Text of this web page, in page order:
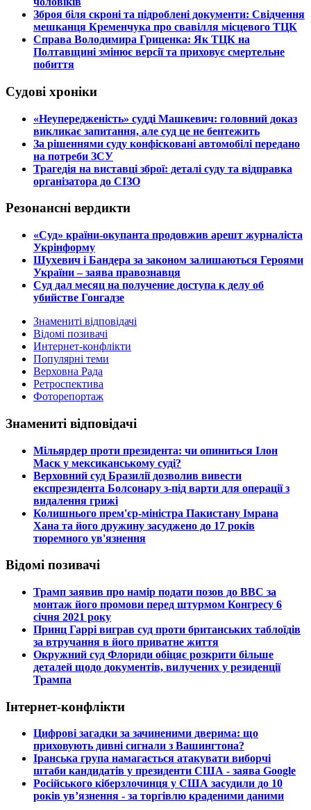
​Зброя біля скроні та підроблені документи: Свідчення
мешканця Кременчука про свавілля місцевого ТЦК
​Справа Володимира Гриценка: Як ТЦК на
Полтавщині змінює версії та приховує смертельне
побиття
Судові хроніки
​«Неупередженість» судді Машкевич: головний доказ
викликає запитання, але суд це не бентежить
​За рішеннями суду конфісковані автомобілі передано
на потреби ЗСУ
​Трагедія на виставці зброї: деталі суду та відправка
організатора до СІЗО
Резонансні вердикти
​«Суд» країни-окупанта продовжив арешт журналіста
Укрінформу
Шухевич і Бандера за законом залишаються Героями
України – заява правознавця
Суд дал месяц на получение доступа к делу об
убийстве Гонгадзе
Знамениті відповідачі
Відомі позивачі
Интернет-конфлікти
Популярні теми
Верховна Рада
Ретроспектива
Фоторепортаж
Знамениті відповідачі
​Мільярдер проти президента: чи опиниться Ілон
Маск у мексиканському суді?
​Верховний суд Бразилії дозволив вивести
експрезидента Болсонару з-під варти для операції з
видалення грижі
​Колишнього прем'єр-міністра Пакистану Імрана
Хана та його дружину засуджено до 17 років
тюремного ув'язнення
Відомі позивачі
​Трамп заявив про намір подати позов до ВВС за
монтаж його промови перед штурмом Конгресу 6
січня 2021 року
​Принц Гаррі виграв суд проти британських таблоїдів
за втручання в його приватне життя
​Окружний суд Флориди обіцяє розкрити більше
деталей щодо документів, вилучених у резиденції
Трампа
Інтернет-конфлікти
​Цифрові загадки за зачиненими дверима: що
приховують дивні сигнали з Вашингтона?
​Іранська група намагається атакувати виборчі
штаби кандидатів у президенти США - заява Google
​Російського кіберзлочинця у США засудили до 10
років ув’язнення - за торгівлю краденими даними